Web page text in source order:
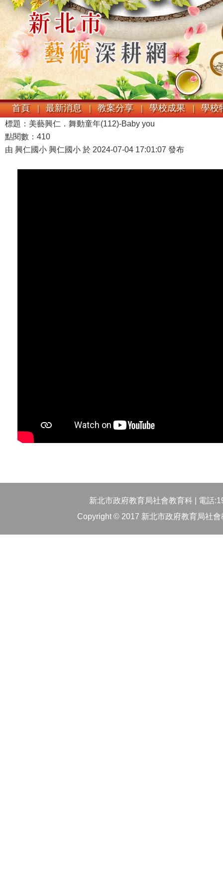
首頁 |最新消息 |教案分享 |學校成果 |學校
標題：美藝興仁．舞動童年(112)-Baby you
點閱數：410
由 興仁國小 興仁國小 於 2024-07-04 17:01:07 發布
新北市政府教育局社會教育科 | 電話
Copyright © 2017 新北市政府教育局社